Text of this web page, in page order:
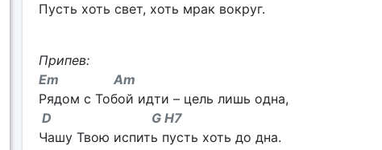
Пусть хоть свет, хоть мрак вокруг.
Припев:
Em Am
Рядом с Тобой идти – цель лишь одна,
D G H7
Чашу Твою испить пусть хоть до дна.